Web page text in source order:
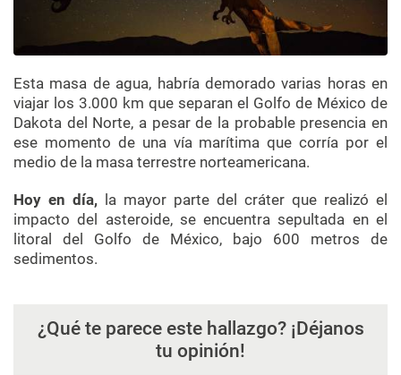
Esta masa de agua, habría demorado varias horas en
viajar los 3.000 km que separan el Golfo de México de
Dakota del Norte, a pesar de la probable presencia en
ese momento de una vía marítima que corría por el
medio de la masa terrestre norteamericana.
Hoy en día, la mayor parte del cráter que realizó el
impacto del asteroide, se encuentra sepultada en el
litoral del Golfo de México, bajo 600 metros de
sedimentos.
¿Qué te parece este hallazgo? ¡Déjanos
tu opinión!